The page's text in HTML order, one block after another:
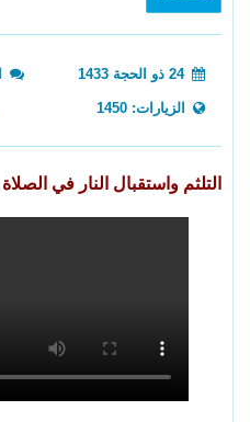
24 ذو الحجة 1433
الزيارات: 1450
التلثم واستقبال النار في الصلاة